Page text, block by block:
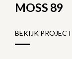
MOSS 89
BEKIJK PROJECT